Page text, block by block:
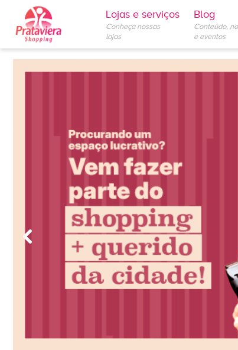
Lojas e serviços
Conheça nossas
lojas
Blog
Conteúdo,
e eventos